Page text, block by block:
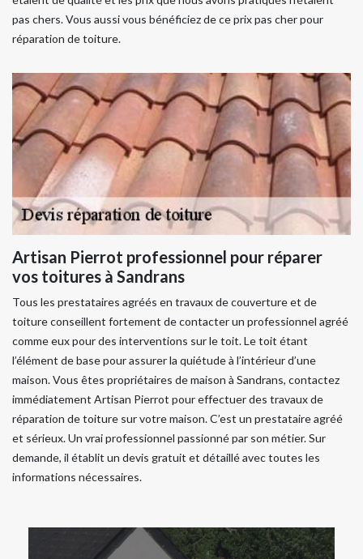
pas chers. Vous aussi vous bénéficiez de ce prix pas cher pour
réparation de toiture.
Artisan Pierrot professionnel pour réparer
vos toitures à Sandrans
Tous les prestataires agréés en travaux de couverture et de
toiture conseillent fortement de contacter un professionnel agréé
comme eux pour des interventions sur le toit. Le toit étant
l’élément de base pour assurer la quiétude à l’intérieur d’une
maison. Vous êtes propriétaires de maison à Sandrans, contactez
immédiatement Artisan Pierrot pour effectuer des travaux de
réparation de toiture sur votre maison. C’est un prestataire agréé
et sérieux. Un vrai professionnel passionné par son métier. Sur
demande, il établit un devis gratuit et détaillé avec toutes les
informations nécessaires.